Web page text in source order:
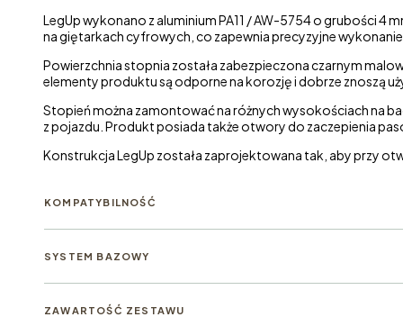
LegUp wykonano z aluminium PA11 / AW-5754 o grubości 4
na giętarkach cyfrowych, co zapewnia precyzyjne
Powierzchnia stopnia została zabezpieczona czarnym
elementy produktu są odporne na korozję i dobrze znoszą
Stopień można zamontować na różnych wysokościach na
z pojazdu. Produkt posiada także otwory do zaczepienia
Konstrukcja LegUp została zaprojektowana tak, aby przy
KOMPATYBILNOŚĆ
SYSTEM BAZOWY
ZAWARTOŚĆ ZESTAWU